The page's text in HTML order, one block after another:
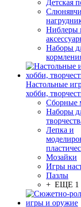
Детская
Ниблеры
Наборы
Настольные
хобби,
Сборные
Наборы
Лепка и
Мозайки
Игры
Пазлы
+ ЕЩЕ 1